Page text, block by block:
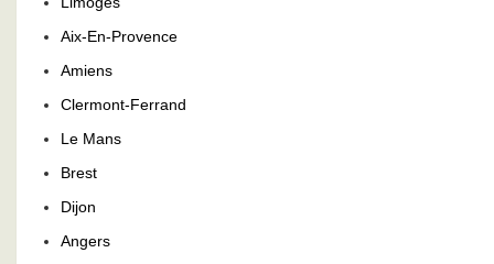
Aix-En-Provence
Amiens
Clermont-Ferrand
Le Mans
Brest
Dijon
Angers